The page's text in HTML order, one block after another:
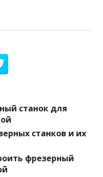
станок для
станков и их
фрезерный